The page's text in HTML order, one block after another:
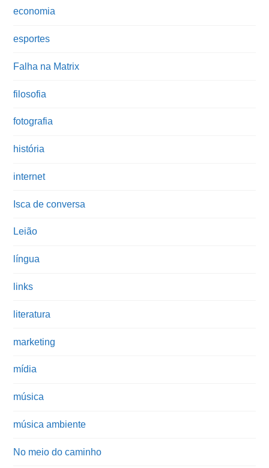
economia
esportes
Falha na Matrix
filosofia
fotografia
história
internet
Isca de conversa
Leião
língua
links
literatura
marketing
mídia
música
música ambiente
No meio do caminho